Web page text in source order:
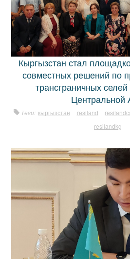
Кыргызстан стал
совместных решений по
трансграничных
Центральной
Теги: кыргызстан resiland
resilandkg